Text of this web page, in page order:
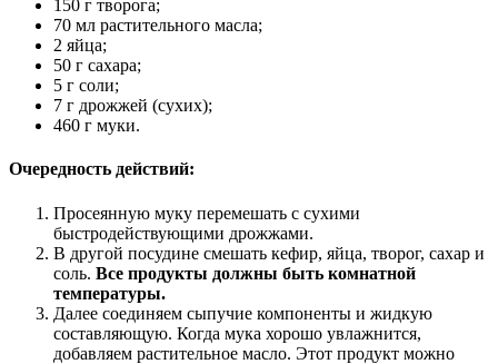
150 г творога;
70 мл растительного масла;
2 яйца;
50 г сахара;
5 г соли;
7 г дрожжей (сухих);
460 г муки.
Очередность действий:
Просеянную муку перемешать с сухими
быстродействующими дрожжами.
В другой посудине смешать кефир, яйца, творог, сахар и
соль. Все продукты должны быть комнатной
температуры.
Далее соединяем сыпучие компоненты и жидкую
составляющую. Когда мука хорошо увлажнится,
добавляем растительное масло. Этот продукт можно